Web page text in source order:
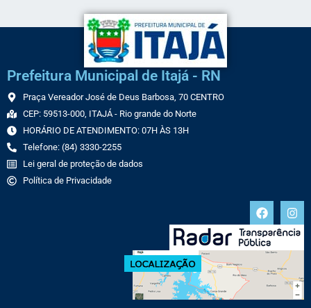
Prefeitura Municipal de Itajá - RN
Praça Vereador José de Deus Barbosa, 70 CENTRO
CEP: 59513-000, ITAJÁ - Rio grande do Norte
HORÁRIO DE ATENDIMENTO: 07H ÀS 13H
Telefone: (84) 3330-2255
Lei geral de proteção de dados
Política de Privacidade